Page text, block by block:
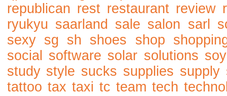
republican rest restaurant review
ryukyu saarland sale salon sarl
sexy sg sh shoes shop
social
software solar solutions soy
study style sucks supplies supply
tattoo tax taxi tc team tech